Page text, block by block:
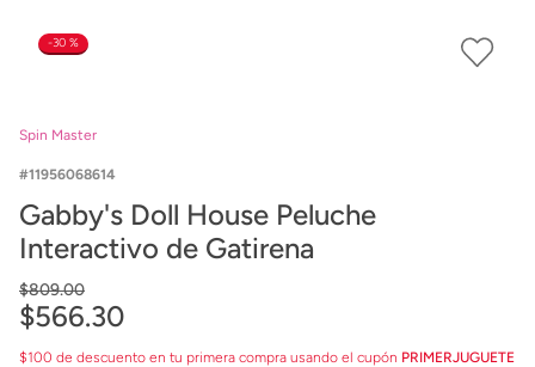
30 %
Spin Master
11956068614
Gabby's Doll House Peluche
Interactivo de Gatirena
$809.00
$566.30
$100 de descuento en tu primera compra usando el cupón PRIMERJUGUETE